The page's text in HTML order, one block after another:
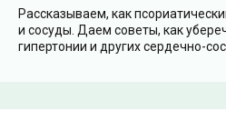
Рассказываем, как
и сосуды. Даем советы, как
гипертонии и других сердечно-